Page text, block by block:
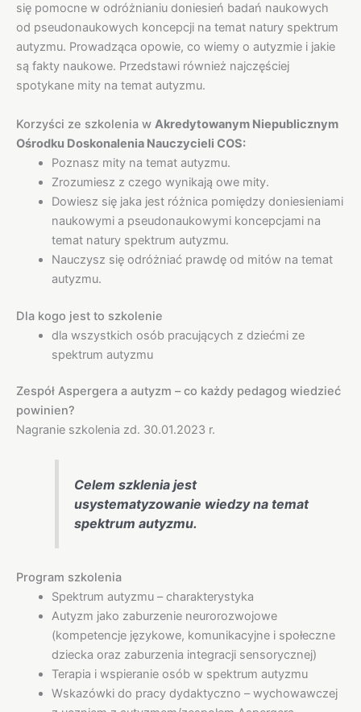
się pomocne w odróżnianiu doniesień badań naukowych
od pseudonaukowych koncepcji na temat natury spektrum
autyzmu. Prowadząca opowie, co wiemy o autyzmie i jakie
są fakty naukowe. Przedstawi również najczęściej
spotykane mity na temat autyzmu.
Korzyści ze szkolenia w Akredytowanym Niepublicznym
Ośrodku Doskonalenia Nauczycieli COS:
Poznasz mity na temat autyzmu.
Zrozumiesz z czego wynikają owe mity.
Dowiesz się jaka jest różnica pomiędzy doniesieniami
naukowymi a pseudonaukowymi koncepcjami na
temat natury spektrum autyzmu.
Nauczysz się odróżniać prawdę od mitów na temat
autyzmu.
Dla kogo jest to szkolenie
dla wszystkich osób pracujących z dziećmi ze
spektrum autyzmu
Zespół Aspergera a autyzm – co każdy pedagog wiedzieć
powinien?
Nagranie szkolenia zd. 30.01.2023 r.
Celem szklenia jest
usystematyzowanie wiedzy na temat
spektrum autyzmu.
Program szkolenia
Spektrum autyzmu – charakterystyka
Autyzm jako zaburzenie neurorozwojowe
(kompetencje językowe, komunikacyjne i społeczne
dziecka oraz zaburzenia integracji sensorycznej)
Terapia i wspieranie osób w spektrum autyzmu
Wskazówki do pracy dydaktyczno – wychowawczej